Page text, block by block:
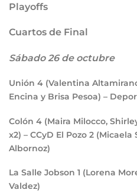
Playoffs
Cuartos de Final
Sábado 26 de octubre
Unión 4 (Valentina
Encina y Brisa Pesoa) –
Colón 4 (Maira Milocco,
x2) – CCyD El Pozo 2 (Micaela
Albornoz)
La Salle Jobson 1 (Lorena
Valdez)